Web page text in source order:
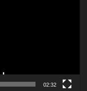
02:32